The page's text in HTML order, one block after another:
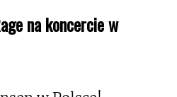
na koncercie w